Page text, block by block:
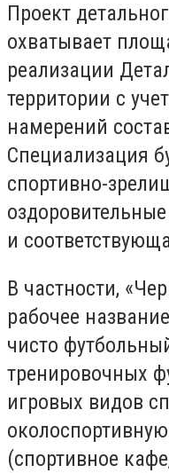
Проект
охватывает
реализации
территории с
намерений
Специализация
спортивно-
и
В частности,
рабочее
чисто
тренировочных
игровых видов
(спортивное